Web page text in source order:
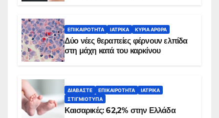
ΕΠΙΚΑΙΡΌΤΗΤΑ ΙΑΤΡΙΚΆ ΚΥΡΙΑ ΑΡΘΡΑ
Δύο νέες θεραπείες φέρνουν ελπίδα
στη μάχη κατά του καρκίνου
ΔΙΑΒΆΣΤΕ ΕΠΙΚΑΙΡΌΤΗΤΑ
ΙΑΤΡΙΚΆ
ΣΤΙΓΜΙΌΤΥΠΑ
Καισαρικές: 62,2% στην Ελλάδα